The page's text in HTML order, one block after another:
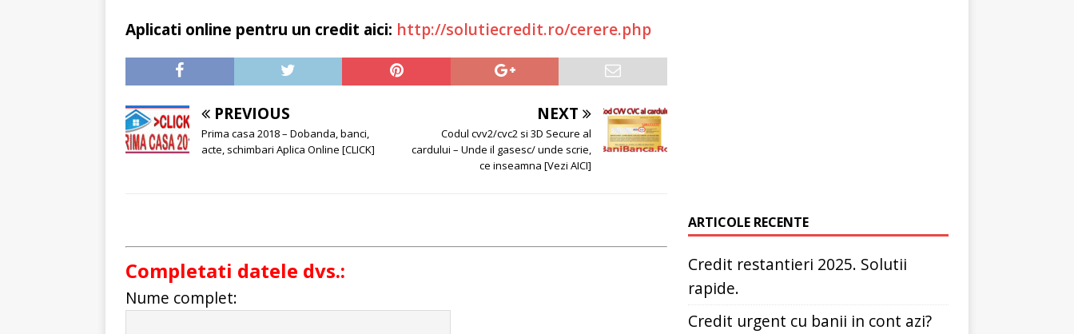
Aplicati online pentru un credit aici: http://solutiecredit.ro/cerere.php
PREVIOUS
Prima casa 2018 – Dobanda, banci,
acte, schimbari Aplica Online [CLICK]
NEXT
Codul cvv2/cvc2 si 3D Secure al
cardului – Unde il gasesc/ unde scrie,
ce inseamna [Vezi AICI]
Completati datele dvs.:
Nume complet:
ARTICOLE RECENTE
Credit restantieri 2025. Solutii
rapide.
Credit urgent cu banii in cont azi?